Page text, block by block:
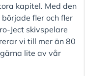
kapitel. Med den
fler och fler
Ject skivspelare
vi till mer än 80
lite av vår